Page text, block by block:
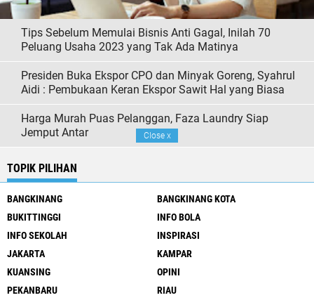
Tips Sebelum Memulai Bisnis Anti Gagal, Inilah 70
Peluang Usaha 2023 yang Tak Ada Matinya
Presiden Buka Ekspor CPO dan Minyak Goreng, Syahrul
Aidi : Pembukaan Keran Ekspor Sawit Hal yang Biasa
Harga Murah Puas Pelanggan, Faza Laundry Siap
Jemput Antar
TOPIK PILIHAN
BANGKINANG
BANGKINANG KOTA
BUKITTINGGI
INFO BOLA
INFO SEKOLAH
INSPIRASI
JAKARTA
KAMPAR
KUANSING
OPINI
PEKANBARU
RIAU
Close x